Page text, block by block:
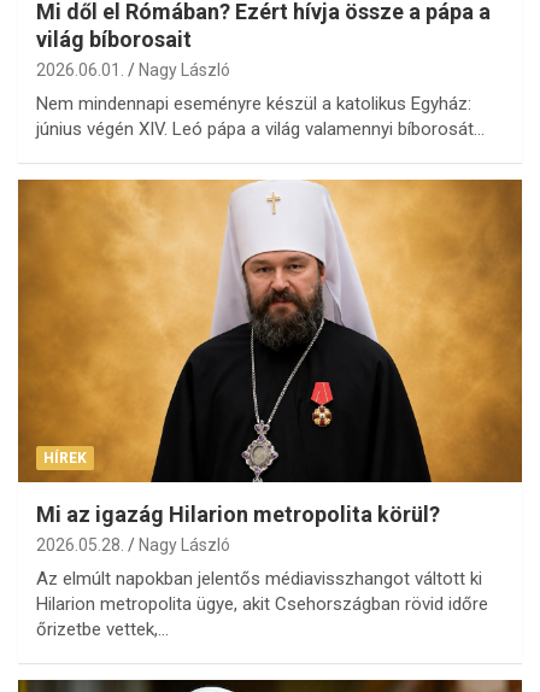
Mi dől el Rómában? Ezért hívja össze a pápa a
világ bíborosait
2026.06.01. Nagy László
Nem mindennapi eseményre készül a katolikus Egyház:
június végén XIV. Leó pápa a világ valamennyi bíborosát…
HÍREK
Mi az igazág Hilarion metropolita körül?
2026.05.28. Nagy László
Az elmúlt napokban jelentős médiavisszhangot váltott ki
Hilarion metropolita ügye, akit Csehországban rövid időre
őrizetbe vettek,…